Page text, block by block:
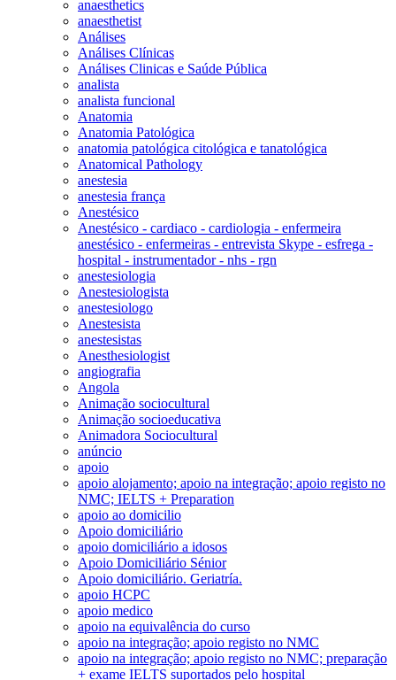
anaesthetics
anaesthetist
Análises
Análises Clínicas
Análises Clinicas e Saúde Pública
analista
analista funcional
Anatomia
Anatomia Patológica
anatomia patológica citológica e tanatológica
Anatomical Pathology
anestesia
anestesia frança
Anestésico
Anestésico - cardiaco - cardiologia - enfermeira
anestésico - enfermeiras - entrevista Skype - esfrega -
hospital - instrumentador - nhs - rgn
anestesiologia
Anestesiologista
anestesiologo
Anestesista
anestesistas
Anesthesiologist
angiografia
Angola
Animação sociocultural
Animação socioeducativa
Animadora Sociocultural
anúncio
apoio
apoio alojamento; apoio na integração; apoio registo no
NMC; IELTS + Preparation
apoio ao domicilio
Apoio domiciliário
apoio domiciliário a idosos
Apoio Domiciliário Sénior
Apoio domiciliário. Geriatría.
apoio HCPC
apoio medico
apoio na equivalência do curso
apoio na integração; apoio registo no NMC
apoio na integração; apoio registo no NMC; preparação
+ exame IELTS suportados pelo hospital